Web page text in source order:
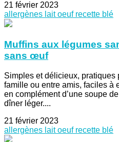
21 février 2023
allergènes laitoeuf recette blé
Muffins aux légumes
sans œuf
Simples et délicieux, pratiques
famille ou entre amis, faciles à
en complément d’une soupe
dîner léger....
21 février 2023
allergènes laitoeuf recette blé